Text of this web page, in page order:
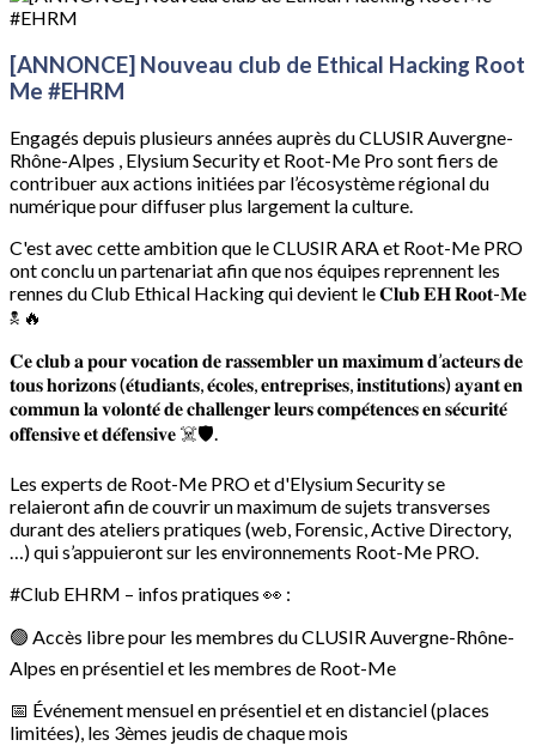
[ANNONCE] Nouveau club de Ethical Hacking Root
Me #EHRM
Engagés depuis plusieurs années auprès du CLUSIR Auvergne-
Rhône-Alpes , Elysium Security et Root-Me Pro sont fiers de
contribuer aux actions initiées par l’écosystème régional du
numérique pour diffuser plus largement la culture.
C'est avec cette ambition que le CLUSIR ARA et Root-Me PRO
ont conclu un partenariat afin que nos équipes reprennent les
rennes du Club Ethical Hacking qui devient le 𝐂𝐥𝐮𝐛 𝐄𝐇 𝐑𝐨𝐨𝐭-𝐌𝐞
☠ 🔥
𝐂𝐞 𝐜𝐥𝐮𝐛 𝐚 𝐩𝐨𝐮𝐫 𝐯𝐨𝐜𝐚𝐭𝐢𝐨𝐧 𝐝𝐞 𝐫𝐚𝐬𝐬𝐞𝐦𝐛𝐥𝐞𝐫 𝐮𝐧 𝐦𝐚𝐱𝐢𝐦𝐮𝐦 𝐝’𝐚𝐜𝐭𝐞𝐮𝐫𝐬 𝐝𝐞
𝐭𝐨𝐮𝐬 𝐡𝐨𝐫𝐢𝐳𝐨𝐧𝐬 (𝐞́𝐭𝐮𝐝𝐢𝐚𝐧𝐭𝐬, 𝐞́𝐜𝐨𝐥𝐞𝐬, 𝐞𝐧𝐭𝐫𝐞𝐩𝐫𝐢𝐬𝐞𝐬, 𝐢𝐧𝐬𝐭𝐢𝐭𝐮𝐭𝐢𝐨𝐧𝐬) 𝐚𝐲𝐚𝐧𝐭 𝐞𝐧
𝐜𝐨𝐦𝐦𝐮𝐧 𝐥𝐚 𝐯𝐨𝐥𝐨𝐧𝐭𝐞́ 𝐝𝐞 𝐜𝐡𝐚𝐥𝐥𝐞𝐧𝐠𝐞𝐫 𝐥𝐞𝐮𝐫𝐬 𝐜𝐨𝐦𝐩𝐞́𝐭𝐞𝐧𝐜𝐞𝐬 𝐞𝐧 𝐬𝐞́𝐜𝐮𝐫𝐢𝐭𝐞́
𝐨𝐟𝐟𝐞𝐧𝐬𝐢𝐯𝐞 𝐞𝐭 𝐝𝐞́𝐟𝐞𝐧𝐬𝐢𝐯𝐞 ☠️🛡.
Les experts de Root-Me PRO et d'Elysium Security se
relaieront afin de couvrir un maximum de sujets transverses
durant des ateliers pratiques (web, Forensic, Active Directory,
…) qui s’appuieront sur les environnements Root-Me PRO.
#Club EHRM – infos pratiques 👀 :
🟢 Accès libre pour les membres du CLUSIR Auvergne-Rhône-
Alpes en présentiel et les membres de Root-Me
📅 Événement mensuel en présentiel et en distanciel (places
limitées), les 3èmes jeudis de chaque mois